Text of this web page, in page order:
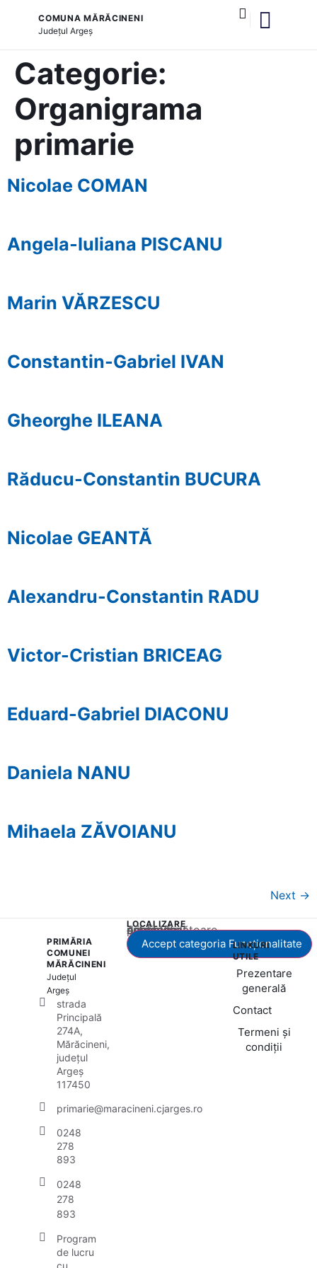
COMUNA MĂRĂCINENI
JudețulArgeș
Categorie:
Organigrama
primarie
Nicolae COMAN
Angela-Iuliana PISCANU
Marin VĂRZESCU
Constantin-Gabriel IVAN
Gheorghe ILEANA
Răducu-Constantin BUCURA
Nicolae GEANTĂ
Alexandru-Constantin RADU
Victor-Cristian BRICEAG
Eduard-Gabriel DIACONU
Daniela NANU
Mihaela ZĂVOIANU
Next →
PRIMĂRIA
COMUNEI
MĂRĂCINENI
Județul
Argeș
strada
Principală
274A,
Mărăcineni,
județul
Argeș
117450
primarie@maracineni.cjarges.ro
0248
278
893
0248
278
893
Program
de lucru
cu
LOCALIZARE
Acest conținut este blocat până când acceptați categoria corespunzătoare de cookie-uri.
Accept categoria Funcționalitate
LINKURI
UTILE
Prezentare
generală
Contact
Termeni și
condiții